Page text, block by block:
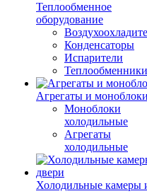
Теплообменное
оборудование
Конденсаторы
Испарители
Теплообменники
Агрегаты и моноблоки
Моноблоки
холодильные
Агрегаты
холодильные
Холодильные камеры